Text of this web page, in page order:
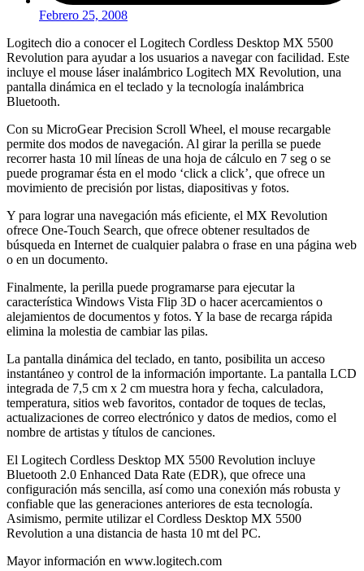
Febrero 25, 2008
Logitech dio a conocer el Logitech Cordless Desktop MX 5500
Revolution para ayudar a los usuarios a navegar con facilidad. Este
incluye el mouse láser inalámbrico Logitech MX Revolution, una
pantalla dinámica en el teclado y la tecnología inalámbrica
Bluetooth.
Con su MicroGear Precision Scroll Wheel, el mouse recargable
permite dos modos de navegación. Al girar la perilla se puede
recorrer hasta 10 mil líneas de una hoja de cálculo en 7 seg o se
puede programar ésta en el modo ‘click a click’, que ofrece un
movimiento de precisión por listas, diapositivas y fotos.
Y para lograr una navegación más eficiente, el MX Revolution
ofrece One-Touch Search, que ofrece obtener resultados de
búsqueda en Internet de cualquier palabra o frase en una página web
o en un documento.
Finalmente, la perilla puede programarse para ejecutar la
característica Windows Vista Flip 3D o hacer acercamientos o
alejamientos de documentos y fotos. Y la base de recarga rápida
elimina la molestia de cambiar las pilas.
La pantalla dinámica del teclado, en tanto, posibilita un acceso
instantáneo y control de la información importante. La pantalla LCD
integrada de 7,5 cm x 2 cm muestra hora y fecha, calculadora,
temperatura, sitios web favoritos, contador de toques de teclas,
actualizaciones de correo electrónico y datos de medios, como el
nombre de artistas y títulos de canciones.
El Logitech Cordless Desktop MX 5500 Revolution incluye
Bluetooth 2.0 Enhanced Data Rate (EDR), que ofrece una
configuración más sencilla, así como una conexión más robusta y
confiable que las generaciones anteriores de esta tecnología.
Asimismo, permite utilizar el Cordless Desktop MX 5500
Revolution a una distancia de hasta 10 mt del PC.
Mayor información en www.logitech.com